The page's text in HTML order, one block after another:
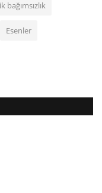
bağımsızlık
Esenler